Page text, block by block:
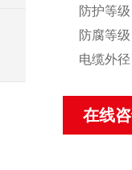
防护等
防腐等
电缆外
在线